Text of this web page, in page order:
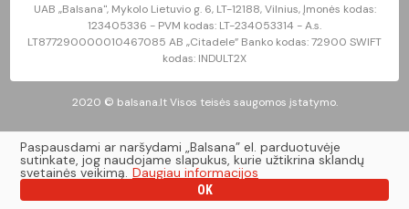
UAB „Balsana", Mykolo Lietuvio g. 6, LT-12188, Vilnius, Įmonės kodas:
123405336 - PVM kodas: LT-234053314 - A.s.
LT877290000010467085 AB „Citadele” Banko kodas: 72900 SWIFT
kodas: INDULT2X
2020 © balsana.lt Visos teisės saugomos įstatymo.
Paspausdami ar naršydami „Balsana” el. parduotuvėje
sutinkate, jog naudojame slapukus, kurie užtikrina sklandų
svetainės veikimą. Daugiau informacijos
OK